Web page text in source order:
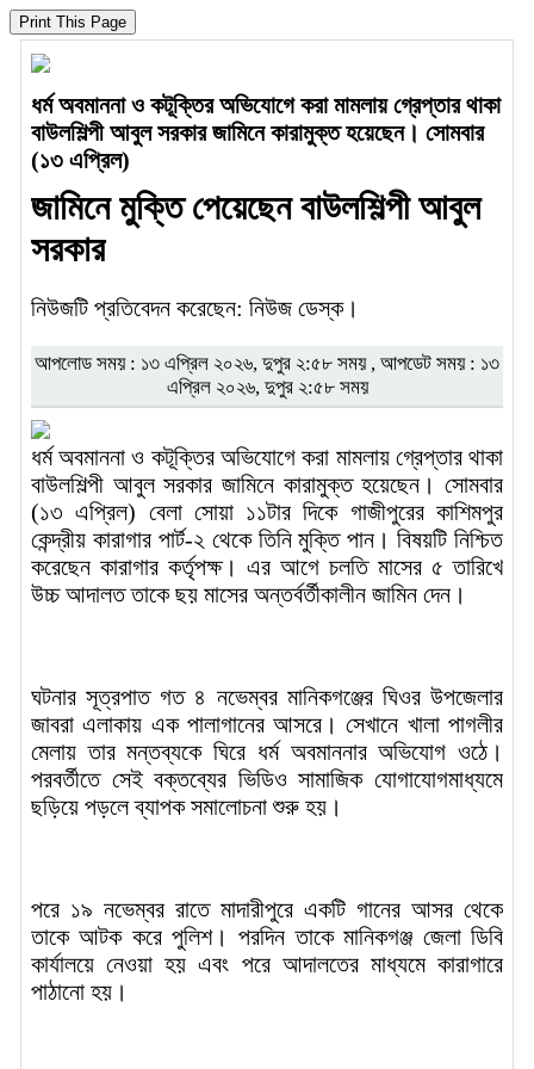
ধর্ম অবমাননা ও কটূক্তির অভিযোগে করা মামলায় গ্রেপ্তার থাকা
বাউলশিল্পী আবুল সরকার জামিনে কারামুক্ত হয়েছেন। সোমবার
(১৩ এপ্রিল)
জামিনে মুক্তি পেয়েছেন বাউলশিল্পী আবুল
সরকার
নিউজটি প্রতিবেদন করেছেন: নিউজ ডেস্ক।
আপলোড সময় : ১৩ এপ্রিল ২০২৬, দুপুর ২:৫৮ সময় , আপডেট সময় : ১৩
এপ্রিল ২০২৬, দুপুর ২:৫৮ সময়
ধর্ম অবমাননা ও কটূক্তির অভিযোগে করা মামলায় গ্রেপ্তার থাকা
বাউলশিল্পী আবুল সরকার জামিনে কারামুক্ত হয়েছেন। সোমবার
(১৩ এপ্রিল) বেলা সোয়া ১১টার দিকে গাজীপুরের কাশিমপুর
কেন্দ্রীয় কারাগার পার্ট-২ থেকে তিনি মুক্তি পান। বিষয়টি নিশ্চিত
করেছেন কারাগার কর্তৃপক্ষ। এর আগে চলতি মাসের ৫ তারিখে
উচ্চ আদালত তাকে ছয় মাসের অন্তর্বর্তীকালীন জামিন দেন।
ঘটনার সূত্রপাত গত ৪ নভেম্বর মানিকগঞ্জের ঘিওর উপজেলার
জাবরা এলাকায় এক পালাগানের আসরে। সেখানে খালা পাগলীর
মেলায় তার মন্তব্যকে ঘিরে ধর্ম অবমাননার অভিযোগ ওঠে।
পরবর্তীতে সেই বক্তব্যের ভিডিও সামাজিক যোগাযোগমাধ্যমে
ছড়িয়ে পড়লে ব্যাপক সমালোচনা শুরু হয়।
পরে ১৯ নভেম্বর রাতে মাদারীপুরে একটি গানের আসর থেকে
তাকে আটক করে পুলিশ। পরদিন তাকে মানিকগঞ্জ জেলা ডিবি
কার্যালয়ে নেওয়া হয় এবং পরে আদালতের মাধ্যমে কারাগারে
পাঠানো হয়।